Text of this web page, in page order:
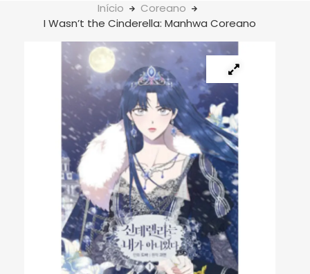
Início
Coreano
I Wasn’t the Cinderella: Manhwa Coreano